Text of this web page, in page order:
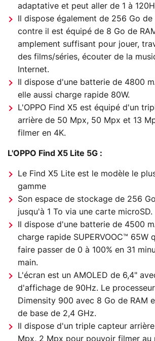
adaptative et peut aller de 1 à
Il dispose également de 256 Go
contre il est équipé de 8 Go de
amplement suffisant pour jouer,
des films/séries, écouter de la
Internet.
Il dispose d'une batterie de 4800
elle aussi charge rapide 80W.
L'OPPO Find X5 est équipé d'un
arrière de 50 Mpx, 50 Mpx et 13
filmer en 4K.
L'OPPO Find X5 Lite 5G :
Le Find X5 Lite est le modèle le
gamme
Son espace de stockage de 256
jusqu'à 1 To via une carte microSD.
Il dispose d'une batterie de 4500
charge rapide SUPERVOOC™ 65W
faire passer de 0 à 100% en 31
main.
L'écran est un AMOLED de 6,4"
d'affichage de 90Hz. Le
Dimensity 900 avec 8 Go de RAM
de base de 2,4 GHz.
Il dispose d'un triple capteur
Mpx, 2 Mpx pour pouvoir filmer au